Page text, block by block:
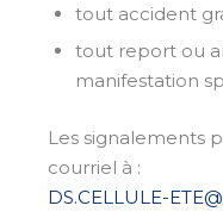
tout accident
tout report ou
manifestation
Les signalements
courriel à :
DS.CELLULE-